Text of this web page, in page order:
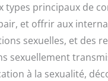
types principaux de
et offrir aux
sexuelles, et des
sexuellement
à la sexualité,